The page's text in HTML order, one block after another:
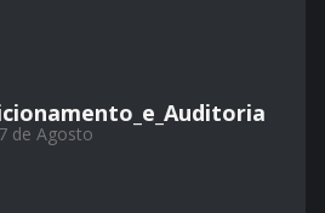
de Agosto